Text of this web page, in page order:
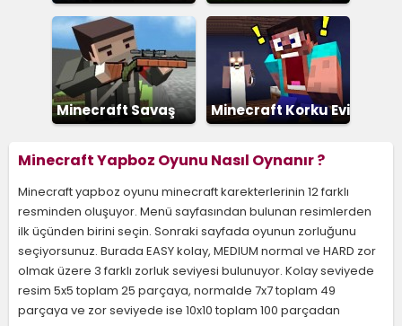
Minecraft Savaş Minecraft Korku Evi
Minecraft Yapboz Oyunu Nasıl Oynanır ?
Minecraft yapboz oyunu minecraft karekterlerinin 12 farklı
resminden oluşuyor. Menü sayfasından bulunan resimlerden
ilk üçünden birini seçin. Sonraki sayfada oyunun zorluğunu
seçiyorsunuz. Burada EASY kolay, MEDIUM normal ve HARD zor
olmak üzere 3 farklı zorluk seviyesi bulunuyor. Kolay seviyede
resim 5x5 toplam 25 parçaya, normalde 7x7 toplam 49
parçaya ve zor seviyede ise 10x10 toplam 100 parçadan